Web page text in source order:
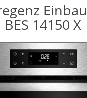
BES 14150 X